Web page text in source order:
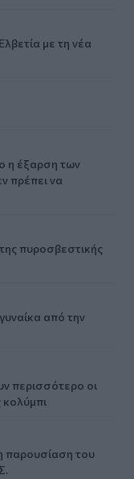
με τη νέα
η έξαρση των
πρέπει να
πυροσβεστικής
από την
περισσότερο οι
παρουσίαση του